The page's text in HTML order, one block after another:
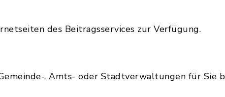
des Beitragsservices zur Verfügung.
, Amts- oder Stadtverwaltungen für Sie